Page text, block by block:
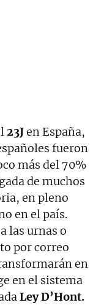
23Jen España,
fueron
más del 70%
de muchos
en pleno
en el país.
las urnas o
por correo
en
en el sistema
Ley D’Hont.